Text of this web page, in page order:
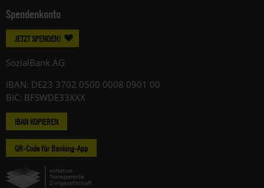
Spendenkonto
JETZT SPENDEN!
SozialBank AG
IBAN: DE23 3702 0500 0008 0901 00
BIC: BFSWDE33XXX
IBAN KOPIEREN
QR-Code für Banking-App